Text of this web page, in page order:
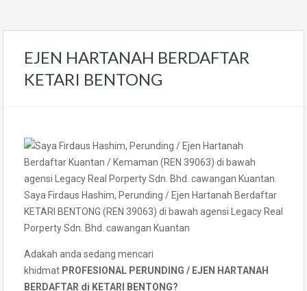
EJEN HARTANAH BERDAFTAR
KETARI BENTONG
Saya Firdaus Hashim, Perunding / Ejen Hartanah Berdaftar
KETARI BENTONG (REN 39063) di bawah agensi Legacy Real
Porperty Sdn. Bhd. cawangan Kuantan
Adakah anda sedang mencari
khidmat PROFESIONAL PERUNDING / EJEN HARTANAH
BERDAFTAR di KETARI BENTONG?